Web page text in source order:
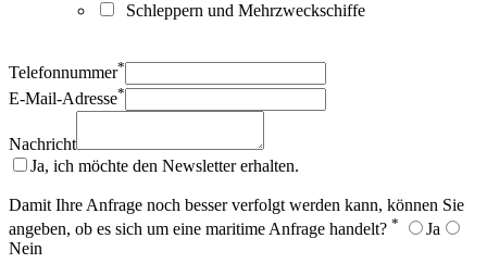
Schleppern und Mehrzweckschiffe
Telefonnummer*
E-Mail-Adresse*
Nachricht
Ja, ich möchte den Newsletter erhalten.
Damit Ihre Anfrage noch besser verfolgt werden kann, können Sie
angeben, ob es sich um eine maritime Anfrage handelt? *
Ja
Nein